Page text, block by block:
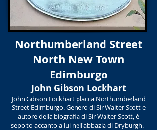
Northumberland Street
North New Town
Edimburgo
John Gibson Lockhart
John Gibson Lockhart placca Northumberland
Street Edimburgo. Genero di Sir Walter Scott e
autore della biografia di Sir Walter Scott, è
sepolto accanto a lui nell'abbazia di Dryburgh.